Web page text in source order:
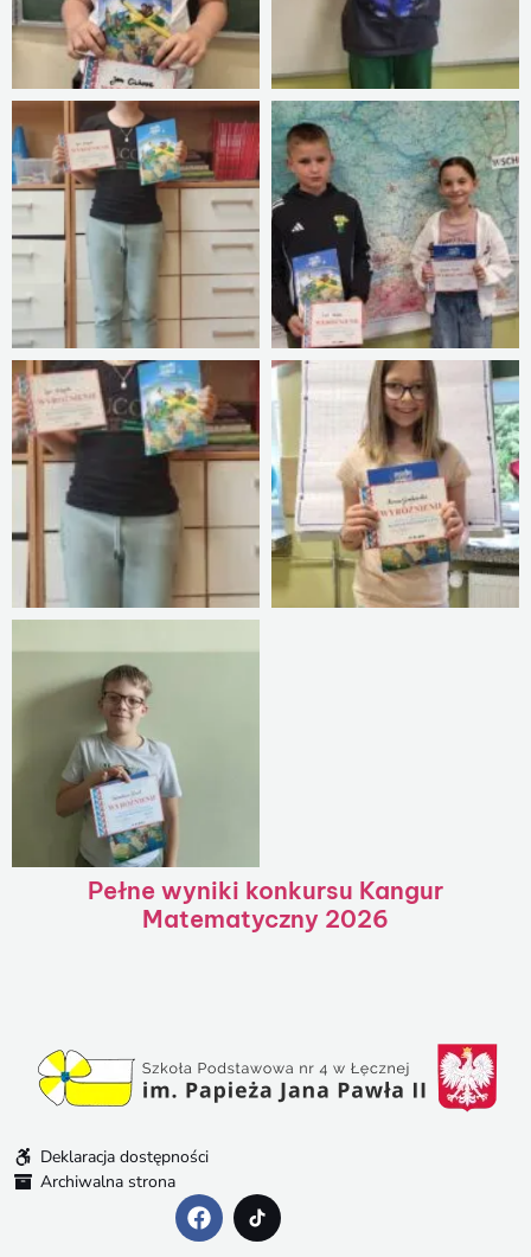
Pełne wyniki konkursu Kangur
Matematyczny 2026
Deklaracja dostępności
Archiwalna strona